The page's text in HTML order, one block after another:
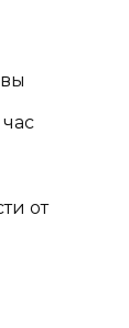
от